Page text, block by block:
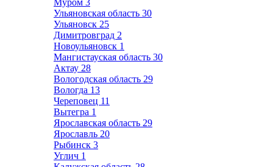
Муром 3
Ульяновская область 30
Ульяновск 25
Димитровград 2
Новоульяновск 1
Мангистауская область 30
Актау 28
Вологодская область 29
Вологда 13
Череповец 11
Вытегра 1
Ярославская область 29
Ярославль 20
Рыбинск 3
Углич 1